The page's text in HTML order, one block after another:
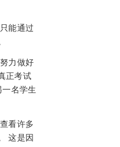
能通过
力做好
正考试
名学生
看许多
这是因